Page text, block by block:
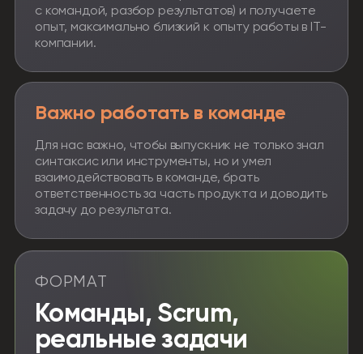
с командой, разбор результатов) и получаете
опыт, максимально близкий к опыту работы в IT-
компании.
Важно работать в команде
Для нас важно, чтобы выпускник не только знал
синтаксис или инструменты, но и умел
взаимодействовать в команде, брать
ответственность за часть продукта и доводить
задачу до результата.
ФОРМАТ
Команды, Scrum,
реальные задачи